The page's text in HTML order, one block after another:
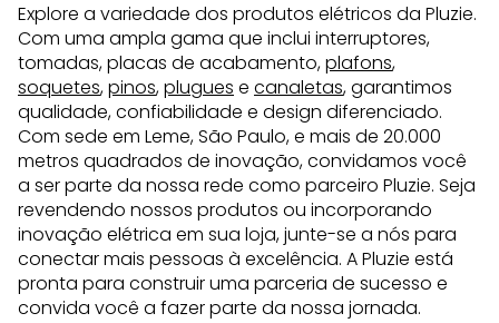
Explore a variedade dos produtos elétricos da Pluzie.
Com uma ampla gama que inclui interruptores,
tomadas, placas de acabamento,plafons,
soquetes,pinos,plugues e canaletas, garantimos
qualidade, confiabilidade e design diferenciado.
Com sede em Leme, São Paulo, e mais de 20.000
metros quadrados de inovação, convidamos você
a ser parte da nossa rede como parceiro Pluzie. Seja
revendendo nossos produtos ou incorporando
inovação elétrica em sua loja, junte-se a nós para
conectar mais pessoas à excelência. A Pluzie está
pronta para construir uma parceria de sucesso e
convida você a fazer parte da nossa jornada.